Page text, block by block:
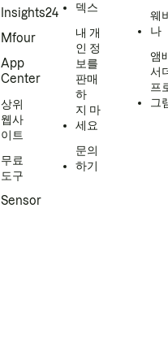
Insights24
Mfour
App
Center
상위
웹사
이트
무료
도구
Sensor
덱스
내 개
인 정
보를
판매
하
지 마
세요
문의
하기
웨
나
앰
서
프
그